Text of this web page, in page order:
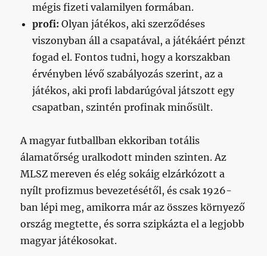
mégis fizeti valamilyen formában.
profi:Olyan játékos, aki szerződéses
viszonyban áll a csapatával, a játékáért pénzt
fogad el. Fontos tudni, hogy a korszakban
érvényben lévő szabályozás szerint, az a
játékos, aki profi labdarúgóval játszott egy
csapatban, szintén profinak minősült.
A magyar futballban ekkoriban totális
álamatőrség uralkodott minden szinten. Az
MLSZ mereven és elég sokáig elzárkózott a
nyílt profizmus bevezetésétől, és csak 1926-
ban lépi meg, amikorra már az összes környező
ország megtette, és sorra szipkázta el a legjobb
magyar játékosokat.